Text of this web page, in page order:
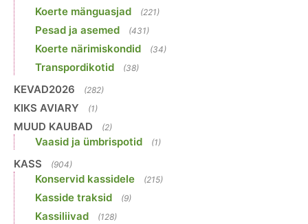
Koerte mänguasjad (221)
Pesad ja asemed (431)
Koerte närimiskondid (34)
Transpordikotid (38)
KEVAD2026 (282)
KIKS AVIARY (1)
MUUD KAUBAD (2)
Vaasid ja ümbrispotid (1)
KASS (904)
Konservid kassidele (215)
Kasside traksid (9)
Kassiliivad (128)